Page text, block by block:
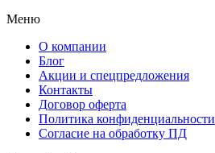
Меню
О компании
Блог
Акции и спецпредложения
Контакты
Договор оферта
Политика конфиденциальности
Согласие на обработку ПД